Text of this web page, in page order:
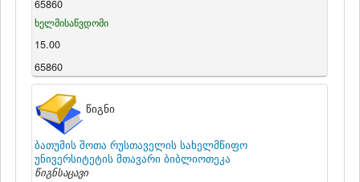
65860
ხელმისაწვდომი
15.00
65860
წიგნი
ბათუმის შოთა რუსთაველის სახელმწიფო
უნივერსიტეტის მთავარი ბიბლიოთეკა
წიგნსაცავი